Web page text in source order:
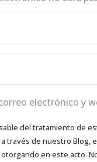
electrónico y
del tratamiento de
través de nuestro
en este acto.